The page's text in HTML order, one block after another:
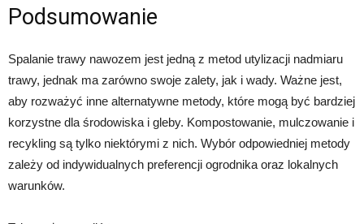
Podsumowanie
Spalanie trawy nawozem jest jedną z metod utylizacji nadmiaru
trawy, jednak ma zarówno swoje zalety, jak i wady. Ważne jest,
aby rozważyć inne alternatywne metody, które mogą być bardziej
korzystne dla środowiska i gleby. Kompostowanie, mulczowanie i
recykling są tylko niektórymi z nich. Wybór odpowiedniej metody
zależy od indywidualnych preferencji ogrodnika oraz lokalnych
warunków.